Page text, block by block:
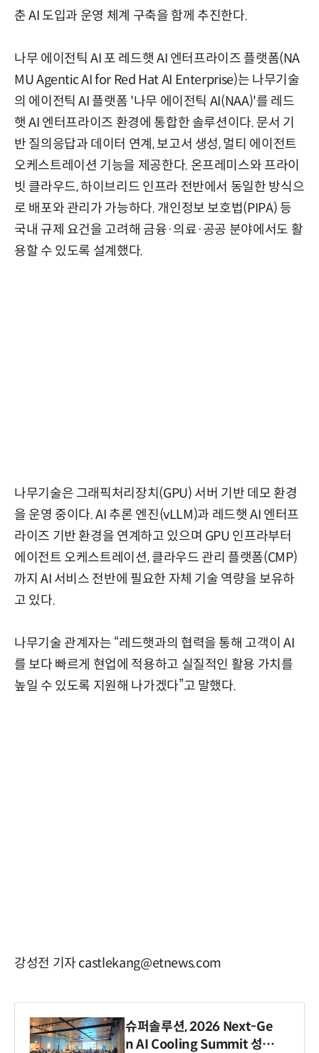
춘 AI 도입과 운영 체계 구축을 함께 추진한다.
나무 에이전틱 AI 포 레드햇 AI 엔터프라이즈 플랫폼(NA
MU Agentic AI for Red Hat AI Enterprise)는 나무기술
의 에이전틱 AI 플랫폼 '나무 에이전틱 AI(NAA)'를 레드
햇 AI 엔터프라이즈 환경에 통합한 솔루션이다. 문서 기
반 질의응답과 데이터 연계, 보고서 생성, 멀티 에이전트
오케스트레이션 기능을 제공한다. 온프레미스와 프라이
빗 클라우드, 하이브리드 인프라 전반에서 동일한 방식으
로 배포와 관리가 가능하다. 개인정보 보호법(PIPA) 등
국내 규제 요건을 고려해 금융·의료·공공 분야에서도 활
용할 수 있도록 설계했다.
나무기술은 그래픽처리장치(GPU) 서버 기반 데모 환경
을 운영 중이다. AI 추론 엔진(vLLM)과 레드햇 AI 엔터프
라이즈 기반 환경을 연계하고 있으며 GPU 인프라부터
에이전트 오케스트레이션, 클라우드 관리 플랫폼(CMP)
까지 AI 서비스 전반에 필요한 자체 기술 역량을 보유하
고 있다.
나무기술 관계자는 “레드햇과의 협력을 통해 고객이 AI
를 보다 빠르게 현업에 적용하고 실질적인 활용 가치를
높일 수 있도록 지원해 나가겠다”고 말했다.
강성전 기자 castlekang@etnews.com
슈퍼솔루션, 2026 Next-Ge
n AI Cooling Summit 성황